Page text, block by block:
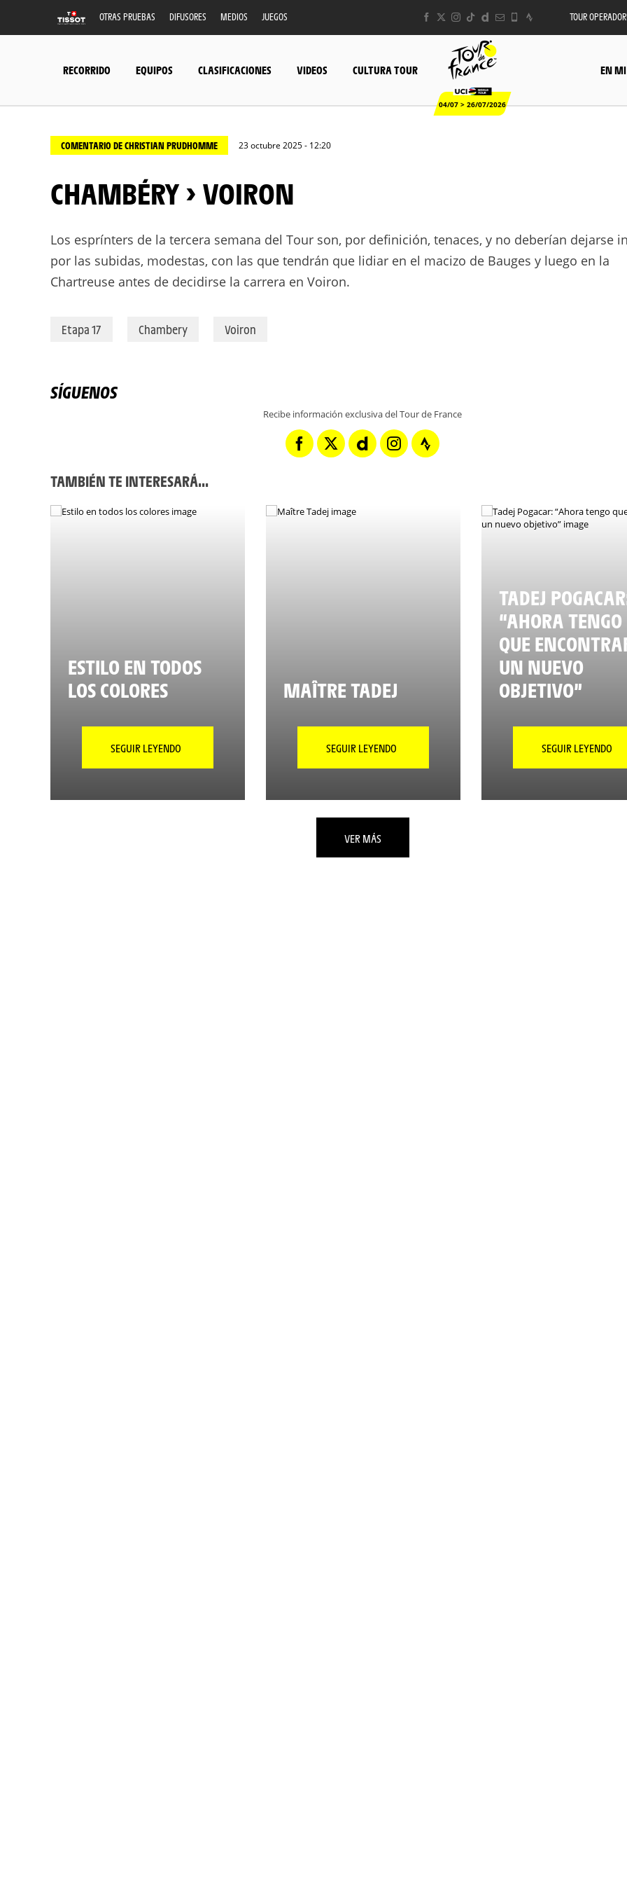
OTRAS PRUEBAS DIFUSORES MEDIOS JUEGOS TOUR
RECORRIDO EQUIPOS CLASIFICACIONES VIDEOS CULTURA TOUR
04/07 > 26/07/2026
EN MI
COMENTARIO DE CHRISTIAN PRUDHOMME 23 octubre 2025 - 12:20
CHAMBÉRY > VOIRON
Los esprínters de la tercera semana del Tour son, por definición, tenaces, y no deberían dejarse
por las subidas, modestas, con las que tendrán que lidiar en el macizo de Bauges y luego en la
Chartreuse antes de decidirse la carrera en Voiron.
Etapa 17 Chambery Voiron
SÍGUENOS
Recibe información exclusiva del Tour de France
TAMBIÉN TE INTERESARÁ...
ESTILO EN TODOS
LOS COLORES
SEGUIR LEYENDO
MAÎTRE TADEJ
SEGUIR LEYENDO
TADEJ
“AHORA TENGO
QUE
UN NUEVO
OBJETIVO”
SEGUIR LEYENDO
VER MÁS